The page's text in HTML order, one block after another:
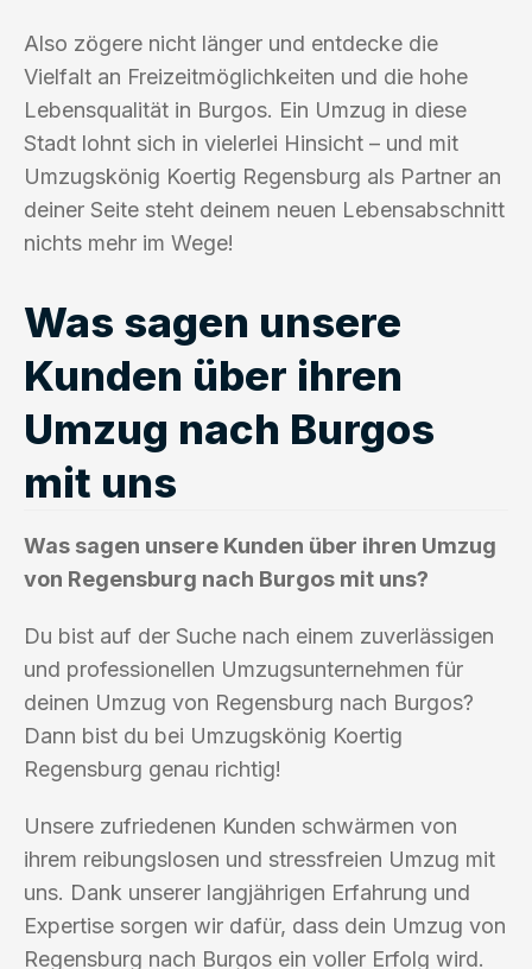
Also zögere nicht länger und entdecke die
Vielfalt an Freizeitmöglichkeiten und die hohe
Lebensqualität in Burgos. Ein Umzug in diese
Stadt lohnt sich in vielerlei Hinsicht – und mit
Umzugskönig Koertig Regensburg als Partner an
deiner Seite steht deinem neuen Lebensabschnitt
nichts mehr im Wege!
Was sagen unsere
Kunden über ihren
Umzug nach Burgos
mit uns
Was sagen unsere Kunden über ihren Umzug
von Regensburg nach Burgos mit uns?
Du bist auf der Suche nach einem zuverlässigen
und professionellen Umzugsunternehmen für
deinen Umzug von Regensburg nach Burgos?
Dann bist du bei Umzugskönig Koertig
Regensburg genau richtig!
Unsere zufriedenen Kunden schwärmen von
ihrem reibungslosen und stressfreien Umzug mit
uns. Dank unserer langjährigen Erfahrung und
Expertise sorgen wir dafür, dass dein Umzug von
Regensburg nach Burgos ein voller Erfolg wird.